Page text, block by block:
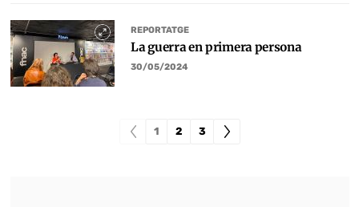
REPORTATGE
La guerra en primera persona
30/05/2024
1 2 3